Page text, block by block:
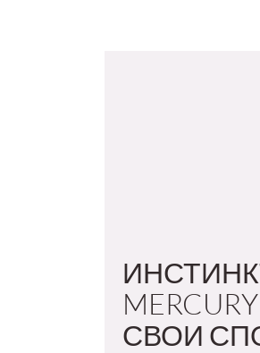
СВОИ